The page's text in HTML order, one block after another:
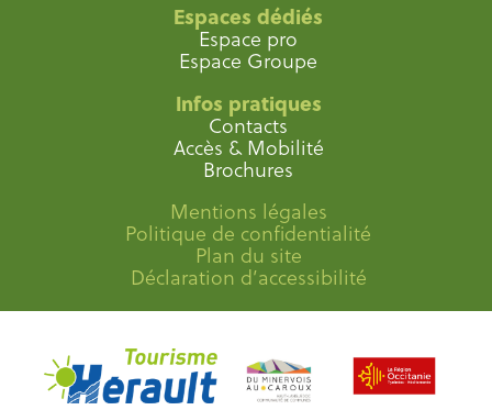
Espaces dédiés
Espace pro
Espace Groupe
Infos pratiques
Contacts
Accès & Mobilité
Brochures
Mentions légales
Politique de confidentialité
Plan du site
Déclaration d’accessibilité